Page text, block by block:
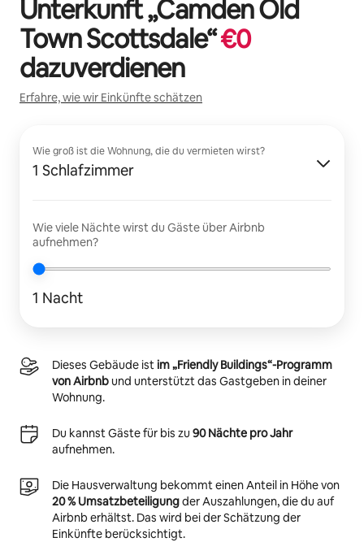
Unterkunft „Camden Old
Town Scottsdale“€0
dazuverdienen
Erfahre, wie wir Einkünfte schätzen
Wie groß ist die Wohnung, die du vermieten wirst?
1 Schlafzimmer
Wie viele Nächte wirst du Gäste über Airbnb
aufnehmen?
1 Nacht
Dieses Gebäude istim „Friendly Buildings“-Programm
von Airbnbund unterstützt das Gastgeben in deiner
Wohnung.
Du kannst Gäste für bis zu 90 Nächte pro Jahr
aufnehmen.
Die Hausverwaltung bekommt einen Anteil in Höhe von
20 % Umsatzbeteiligungder Auszahlungen, die du auf
Airbnb erhältst. Das wird bei der Schätzung der
Einkünfte berücksichtigt.